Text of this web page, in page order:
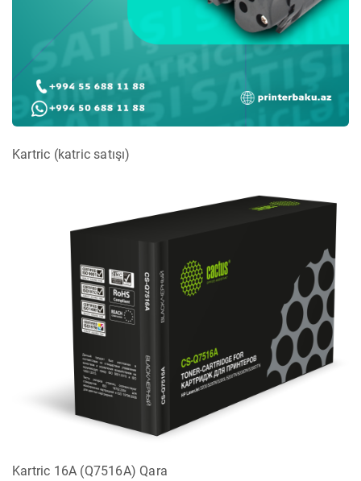
Kartric (katric satışı)
Kartric 16A (Q7516A) Qara